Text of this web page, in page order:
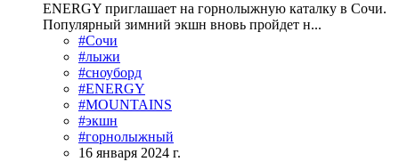
ENERGY приглашает на горнолыжную каталку в Сочи.
Популярный зимний экшн вновь пройдет н...
#Сочи
#лыжи
#сноуборд
#ENERGY
#MOUNTAINS
#экшн
#горнолыжный
16 января 2024 г.